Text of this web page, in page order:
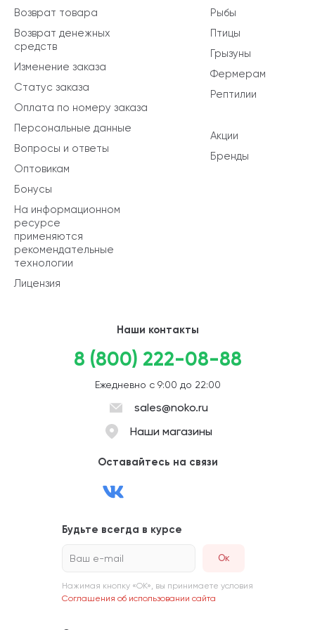
Рыбы
Птицы
Грызуны
Фермерам
Рептилии
Акции
Бренды
Возврат товара
Возврат денежных
средств
Изменение заказа
Статус заказа
Оплата по номеру заказа
Персональные данные
Вопросы и ответы
Оптовикам
Бонусы
На информационном
ресурсе
применяются
рекомендательные
технологии
Лицензия
Наши контакты
8 (800) 222-08-88
Ежедневно с 9:00 до 22:00
sales@noko.ru
Наши магазины
Оставайтесь на связи
Будьте всегда в курсе
Ваш e-mail
Нажимая кнопку «ОК», вы принимаете условия
Соглашения об использовании сайта